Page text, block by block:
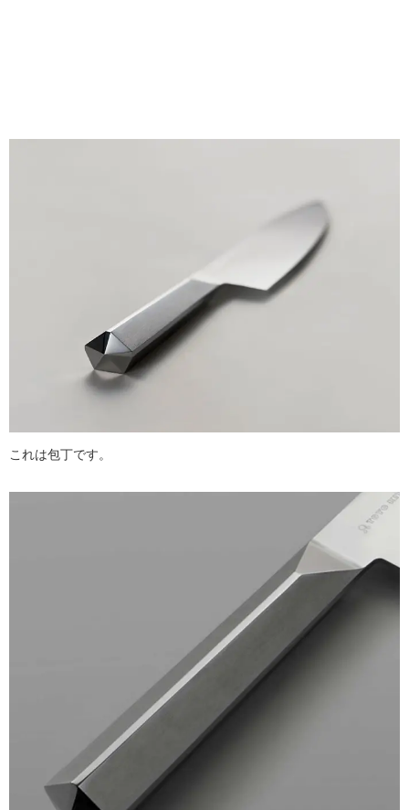
これは包丁です。